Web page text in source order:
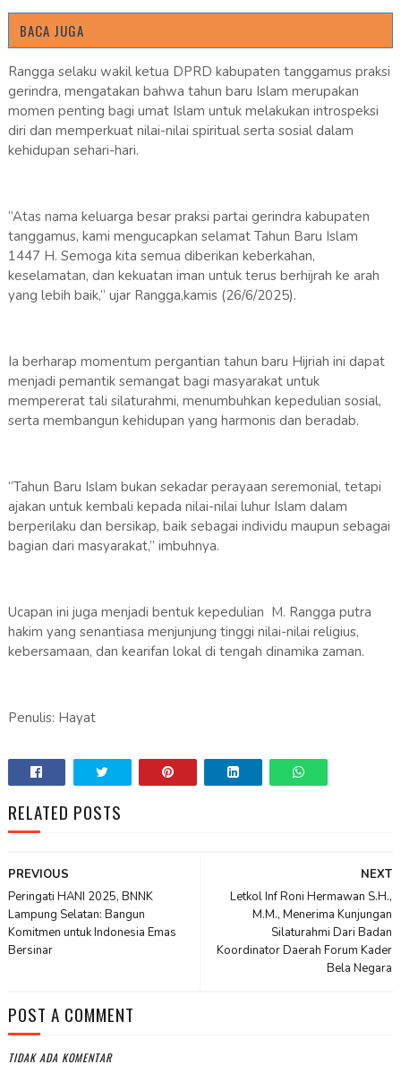
BACA JUGA
Rangga selaku wakil ketua DPRD kabupaten tanggamus praksi
gerindra, mengatakan bahwa tahun baru Islam merupakan
momen penting bagi umat Islam untuk melakukan introspeksi
diri dan memperkuat nilai-nilai spiritual serta sosial dalam
kehidupan sehari-hari.
“Atas nama keluarga besar praksi partai gerindra kabupaten
tanggamus, kami mengucapkan selamat Tahun Baru Islam
1447 H. Semoga kita semua diberikan keberkahan,
keselamatan, dan kekuatan iman untuk terus berhijrah ke arah
yang lebih baik,” ujar Rangga,kamis (26/6/2025).
Ia berharap momentum pergantian tahun baru Hijriah ini dapat
menjadi pemantik semangat bagi masyarakat untuk
mempererat tali silaturahmi, menumbuhkan kepedulian sosial,
serta membangun kehidupan yang harmonis dan beradab.
“Tahun Baru Islam bukan sekadar perayaan seremonial, tetapi
ajakan untuk kembali kepada nilai-nilai luhur Islam dalam
berperilaku dan bersikap, baik sebagai individu maupun sebagai
bagian dari masyarakat,” imbuhnya.
Ucapan ini juga menjadi bentuk kepedulian M. Rangga putra
hakim yang senantiasa menjunjung tinggi nilai-nilai religius,
kebersamaan, dan kearifan lokal di tengah dinamika zaman.
Penulis: Hayat
RELATED POSTS
NEXT
Letkol Inf Roni Hermawan S.H.,
M.M., Menerima Kunjungan
Silaturahmi Dari Badan
Koordinator Daerah Forum Kader
Bela Negara
PREVIOUS
Peringati HANI 2025, BNNK
Lampung Selatan: Bangun
Komitmen untuk Indonesia Emas
Bersinar
POST A COMMENT
TIDAK ADA KOMENTAR